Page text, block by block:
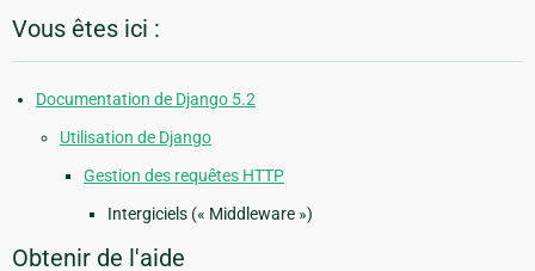
Vous êtes ici :
Documentation de Django 5.2
Utilisation de Django
Gestion des requêtes HTTP
Intergiciels (« Middleware »)
Obtenir de l'aide